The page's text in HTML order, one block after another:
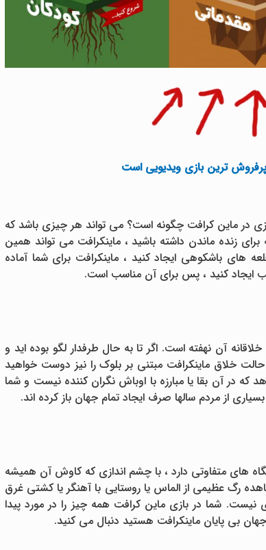
در ماین کرافت چگونه است؟ می تواند هر چیزی باشد که
زنده ماندن داشته باشید ، ماینکرافت می تواند همین
های باشکوهی ایجاد کنید ، ماینکرافت برای شما آماده
کنید ، پس برای آن مناسب است.
آن نهفته است. اگر تا به حال طرفدار لگو بوده اید و
حالت خلاق ماینکرافت مبتنی بر بلوک را نیز دوست خواهید
که در آن بقا یا مبارزه با اوباش نگران کننده نیست و شما
از مردم سالها صرف ایجاد تمام جهان باز کرده اند.
های متفاوتی دارد ، با چشم اندازی که کاوش آن همیشه
رگ عظیمی از الماس یا روستایی با آهنگر یا کشتی غرق
شما در بازی ماین کرافت همه چیز را در مورد پیدا
بی پایان ماینکرافت هستید دنبال می کنید.